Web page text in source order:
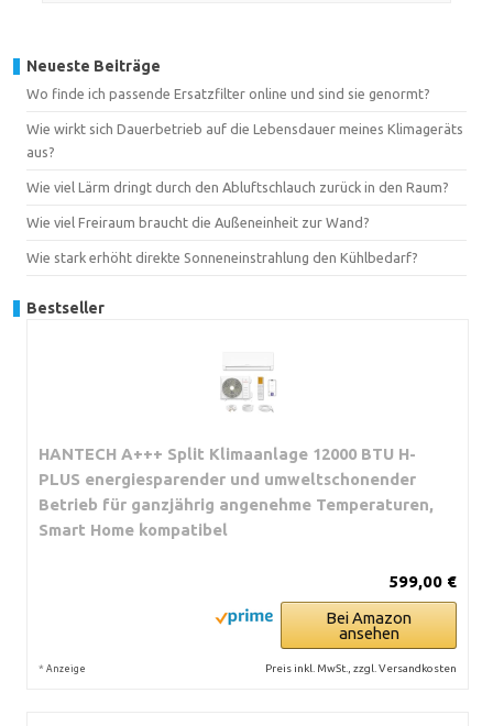
Neueste Beiträge
Wo finde ich passende Ersatzfilter online und sind sie genormt?
Wie wirkt sich Dauerbetrieb auf die Lebensdauer meines Klimageräts
aus?
Wie viel Lärm dringt durch den Abluftschlauch zurück in den Raum?
Wie viel Freiraum braucht die Außeneinheit zur Wand?
Wie stark erhöht direkte Sonneneinstrahlung den Kühlbedarf?
Bestseller
HANTECH A+++ Split Klimaanlage 12000 BTU H-
PLUS energiesparender und umweltschonender
Betrieb für ganzjährig angenehme Temperaturen,
Smart Home kompatibel
599,00 €
Bei Amazon
ansehen
* Anzeige Preis inkl. MwSt., zzgl. Versandkosten